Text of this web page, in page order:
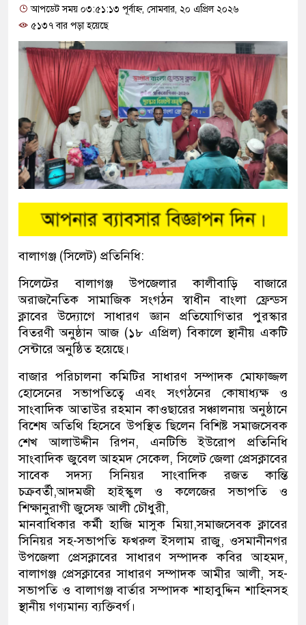
আপডেট সময় ০৩:৫১:১৩ পূর্বাহ্ন, সোমবার, ২০ এপ্রিল ২০২৬
৫১৩৭ বার পড়া হয়েছে
বালাগঞ্জ (সিলেট) প্রতিনিধি:
সিলেটের বালাগঞ্জ উপজেলার কালীবাড়ি বাজারে
অরাজনৈতিক সামাজিক সংগঠন স্বাধীন বাংলা ফ্রেন্ডস
ক্লাবের উদ্যোগে সাধারণ জ্ঞান প্রতিযোগিতার পুরস্কার
বিতরণী অনুষ্ঠান আজ (১৮ এপ্রিল) বিকালে স্থানীয় একটি
সেন্টারে অনুষ্ঠিত হয়েছে।
বাজার পরিচালনা কমিটির সাধারণ সম্পাদক মোফাজ্জল
হোসেনের সভাপতিত্বে এবং সংগঠনের কোষাধ্যক্ষ ও
সাংবাদিক আতাউর রহমান কাওছারের সঞ্চালনায় অনুষ্ঠানে
বিশেষ অতিথি হিসেবে উপস্থিত ছিলেন বিশিষ্ট সমাজসেবক
শেখ আলাউদ্দীন রিপন, এনটিভি ইউরোপ প্রতিনিধি
সাংবাদিক জুবেল আহমদ সেকেল, সিলেট জেলা প্রেসক্লাবের
সাবেক সদস্য সিনিয়র সাংবাদিক রজত কান্তি
চক্রবর্তী,আদমজী হাইস্কুল ও কলেজের সভাপতি ও
শিক্ষানুরাগী জুসেফ আলী চৌধুরী,
মানবাধিকার কর্মী হাজি মাসুক মিয়া,সমাজসেবক ক্লাবের
সিনিয়র সহ-সভাপতি ফখরুল ইসলাম রাজু, ওসমানীনগর
উপজেলা প্রেসক্লাবের সাধারণ সম্পাদক কবির আহমদ,
বালাগঞ্জ প্রেসক্লাবের সাধারণ সম্পাদক আমীর আলী, সহ-
সভাপতি ও বালাগঞ্জ বার্তার সম্পাদক শাহাবুদ্দিন শাহিনসহ
স্থানীয় গণ্যমান্য ব্যক্তিবর্গ।